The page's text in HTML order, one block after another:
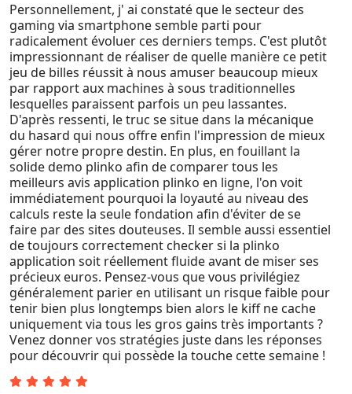
crypto simple, secure, and rewarding.
Personnellement, j' ai constaté que le secteur des
gaming via smartphone semble parti pour
radicalement évoluer ces derniers temps. C'est plutôt
impressionnant de réaliser de quelle manière ce petit
jeu de billes réussit à nous amuser beaucoup mieux
par rapport aux machines à sous traditionnelles
lesquelles paraissent parfois un peu lassantes.
D'après ressenti, le truc se situe dans la mécanique
du hasard qui nous offre enfin l'impression de mieux
gérer notre propre destin. En plus, en fouillant la
solide demo plinko afin de comparer tous les
meilleurs avis application plinko en ligne, l'on voit
immédiatement pourquoi la loyauté au niveau des
calculs reste la seule fondation afin d'éviter de se
faire par des sites douteuses. Il semble aussi essentiel
de toujours correctement checker si la plinko
application soit réellement fluide avant de miser ses
précieux euros. Pensez-vous que vous privilégiez
généralement parier en utilisant un risque faible pour
tenir bien plus longtemps bien alors le kiff ne cache
uniquement via tous les gros gains très importants ?
Venez donner vos stratégies juste dans les réponses
pour découvrir qui possède la touche cette semaine !